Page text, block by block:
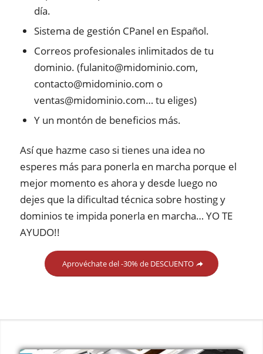
día.
Sistema de gestión CPanel en Español.
Correos profesionales inlimitados de tu
dominio. (fulanito@midominio.com,
contacto@midominio.com o
ventas@midominio.com… tu eliges)
Y un montón de beneficios más.
Así que hazme caso si tienes una idea no
esperes más para ponerla en marcha porque el
mejor momento es ahora y desde luego no
dejes que la dificultad técnica sobre hosting y
dominios te impida ponerla en marcha… YO TE
AYUDO!!
Aprovéchate del -30% de DESCUENTO